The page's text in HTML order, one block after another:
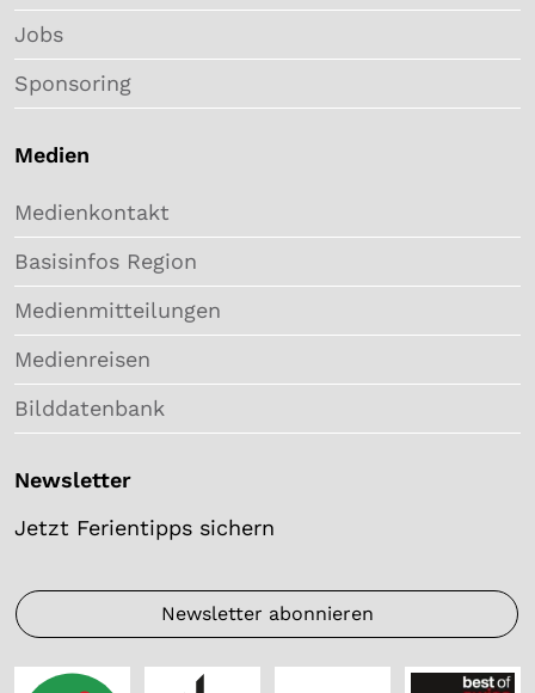
Jobs
Sponsoring
Medien
Medienkontakt
Basisinfos Region
Medienmitteilungen
Medienreisen
Bilddatenbank
Newsletter
Jetzt Ferientipps sichern
Newsletter abonnieren